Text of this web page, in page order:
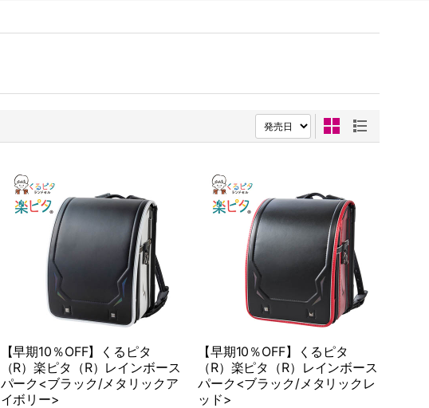
【早期10％OFF】くるピタ
（R）楽ピタ（R）レインボース
パーク<ブラック/メタリックア
イボリー>
【早期10％OFF】くるピタ
（R）楽ピタ（R）レインボース
パーク<ブラック/メタリックレ
ッド>